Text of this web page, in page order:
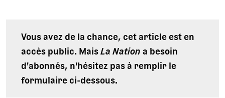
Vous avez de la chance, cet article est en
accès public. MaisLa Nationa besoin
d'abonnés, n'hésitez pas à remplir le
formulaire ci-dessous.